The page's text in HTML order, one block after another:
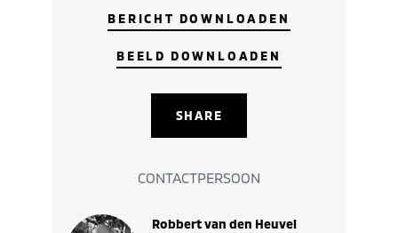
BERICHT DOWNLOADEN
BEELD DOWNLOADEN
SHARE
CONTACTPERSOON
Robbert van den Heuvel